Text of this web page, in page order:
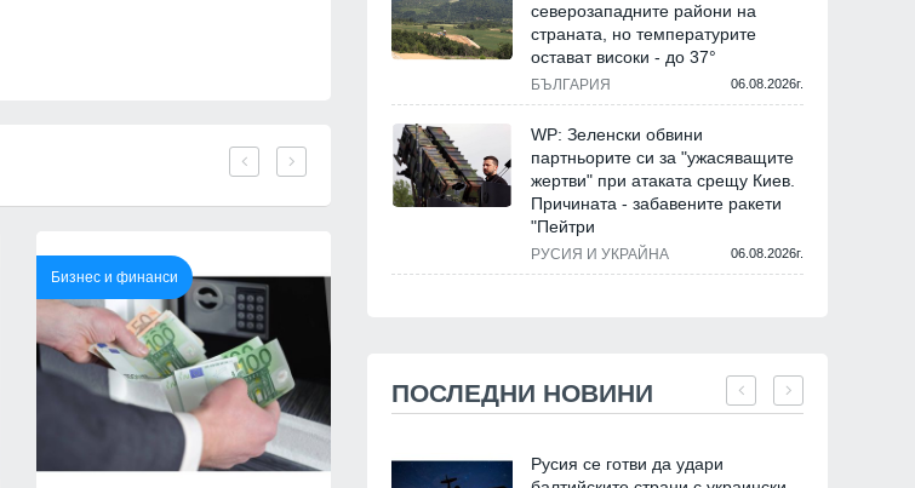
Бизнес и финанси Икономика Бизнес и финанси
северозападните райони на
страната, но температурите
остават високи - до 37°
БЪЛГАРИЯ 06.08.2026г.
WP: Зеленски обвини
партньорите си за "ужасяващите
жертви" при атаката срещу Киев.
Причината - забавените ракети
"Пейтри
РУСИЯ И УКРАЙНА 06.08.2026г.
ПОСЛЕДНИ НОВИНИ
Politico: Обменът на
Русия се готви да удари